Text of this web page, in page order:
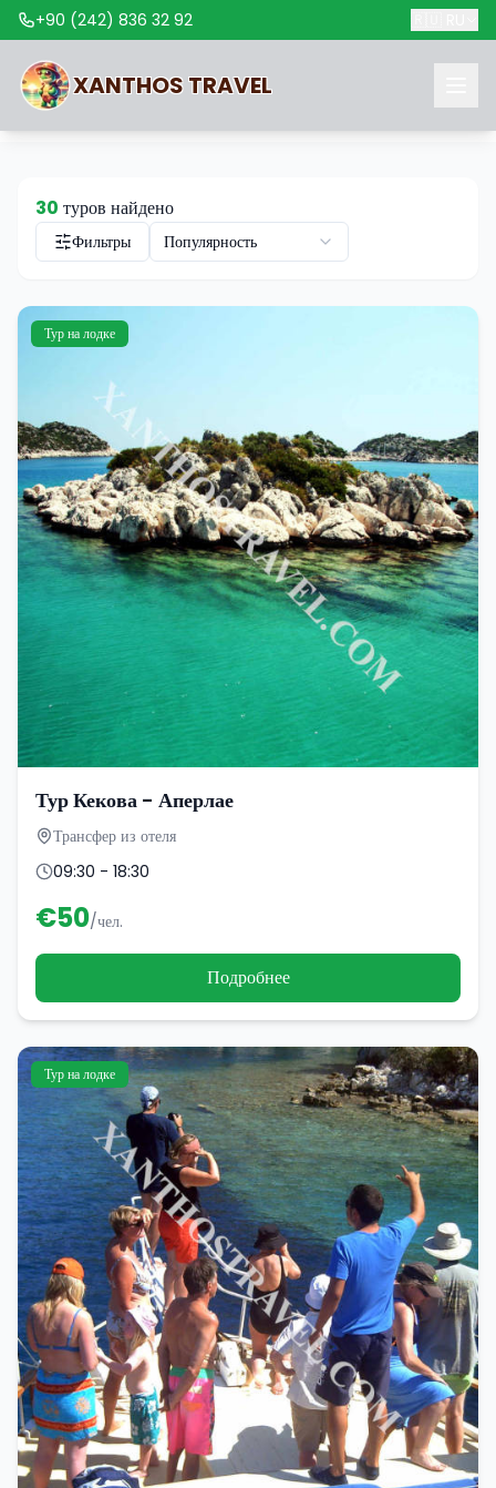
+90 (242) 836 32 92
XANTHOSTRAVEL
30 туров найдено
Фильтры Популярность
Тур на лодке
Тур Кекова - Аперлае
Трансфер из отеля
09:30 - 18:30
€50/чел.
Подробнее
Тур на лодке